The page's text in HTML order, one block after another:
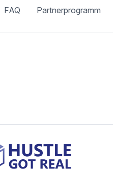
FAQ Partnerprogramm